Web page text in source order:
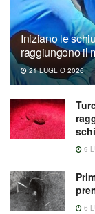
Iniziano le
raggiungono il
21 LUGLIO 2026
9
6